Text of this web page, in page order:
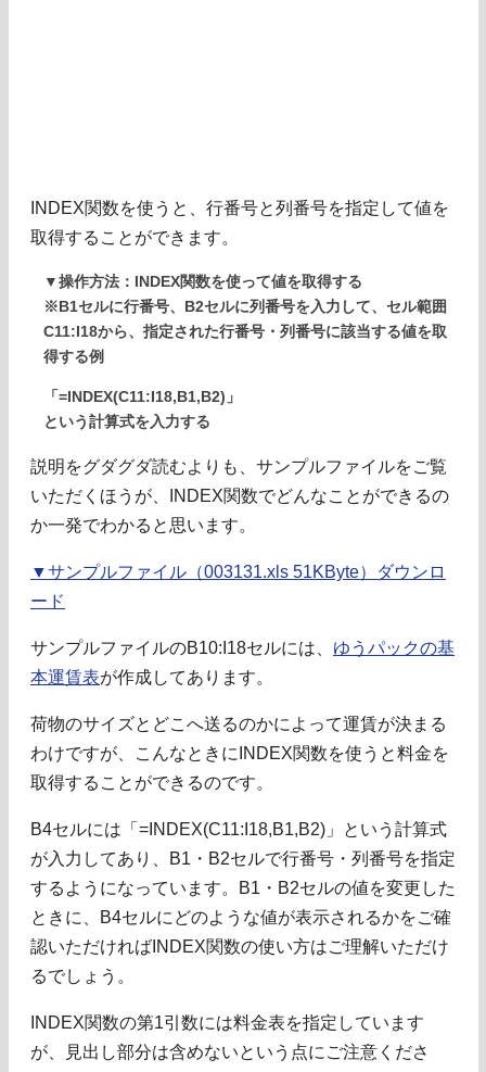
INDEX関数を使うと、行番号と列番号を指定して値を
取得することができます。
▼操作方法：INDEX関数を使って値を取得する
※B1セルに行番号、B2セルに列番号を入力して、セル範囲
C11:I18から、指定された行番号・列番号に該当する値を取
得する例
「=INDEX(C11:I18,B1,B2)」
という計算式を入力する
説明をグダグダ読むよりも、サンプルファイルをご覧
いただくほうが、INDEX関数でどんなことができるの
か一発でわかると思います。
▼サンプルファイル（003131.xls 51KByte）ダウンロ
ード
サンプルファイルのB10:I18セルには、 ゆうパックの基
本運賃表が作成してあります。
荷物のサイズとどこへ送るのかによって運賃が決まる
わけですが、こんなときにINDEX関数を使うと料金を
取得することができるのです。
B4セルには「=INDEX(C11:I18,B1,B2)」という計算式
が入力してあり、B1・B2セルで行番号・列番号を指定
するようになっています。B1・B2セルの値を変更した
ときに、B4セルにどのような値が表示されるかをご確
認いただければINDEX関数の使い方はご理解いただけ
るでしょう。
INDEX関数の第1引数には料金表を指定しています
が、見出し部分は含めないという点にご注意くださ